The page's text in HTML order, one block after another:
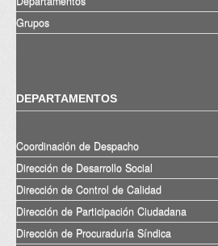
Grupos
DEPARTAMENTOS
Coordinación de Despacho
Dirección de Desarrollo Social
Dirección de Control de Calidad
Dirección de Participación Ciudadana
Dirección de Procuraduría Síndica